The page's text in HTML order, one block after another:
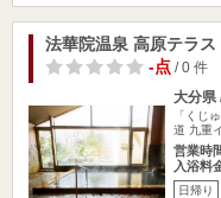
法華院温泉 高原テラス
-点/ 0 件
大分県
「くじ
道 九重
営業時
入浴料
日帰り